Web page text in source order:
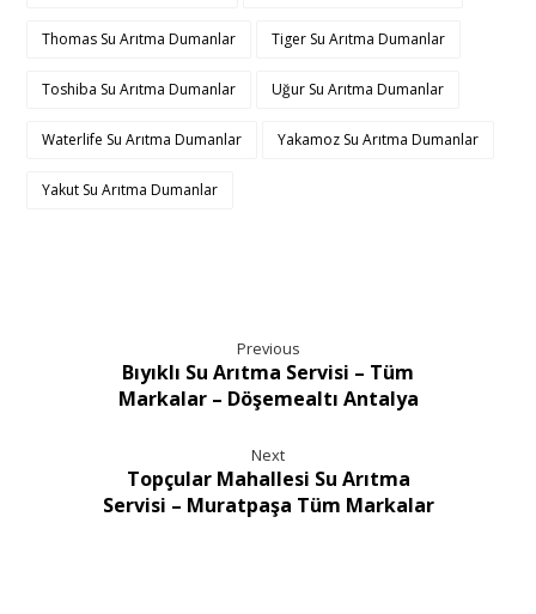
Thomas Su Arıtma Dumanlar Tiger Su Arıtma Dumanlar
Toshiba Su Arıtma Dumanlar Uğur Su Arıtma Dumanlar
Waterlife Su Arıtma Dumanlar Yakamoz Su Arıtma Dumanlar
Yakut Su Arıtma Dumanlar
Previous
Bıyıklı Su Arıtma Servisi – Tüm
Markalar – Döşemealtı Antalya
Next
Topçular Mahallesi Su Arıtma
Servisi – Muratpaşa Tüm Markalar